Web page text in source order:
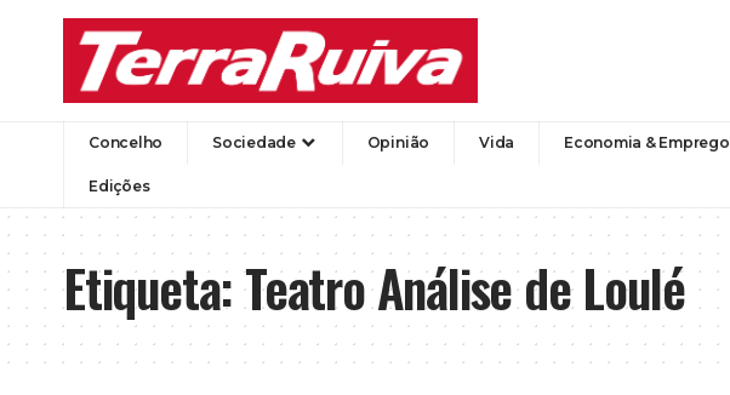
Concelho Sociedade Opinião Vida Economia & Emprego
Edições
Etiqueta:Teatro Análise de Loulé